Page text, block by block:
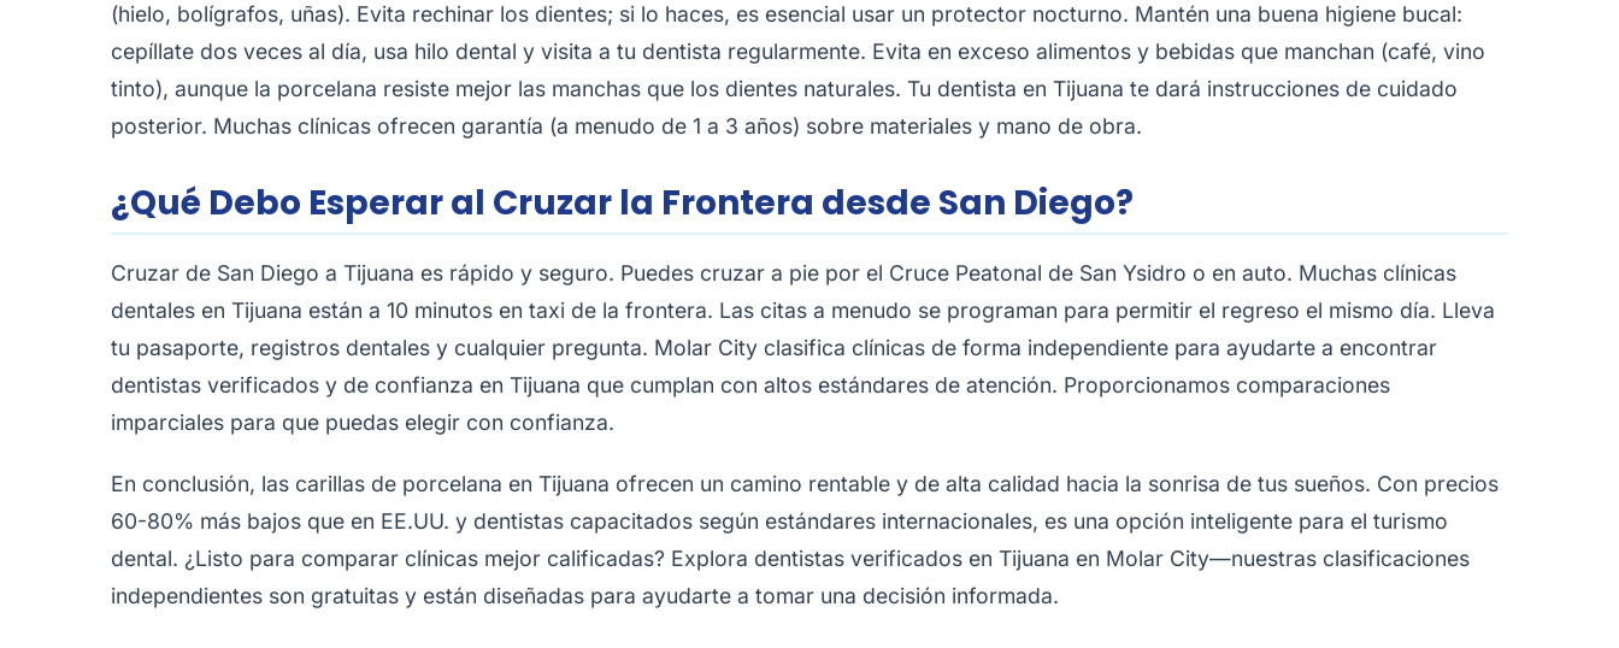
(hielo, bolígrafos, uñas). Evita rechinar los dientes; si lo haces, es esencial usar un protector nocturno. Mantén una buena higiene bucal:
cepíllate dos veces al día, usa hilo dental y visita a tu dentista regularmente. Evita en exceso alimentos y bebidas que manchan (café, vino
tinto), aunque la porcelana resiste mejor las manchas que los dientes naturales. Tu dentista en Tijuana te dará instrucciones de cuidado
posterior. Muchas clínicas ofrecen garantía (a menudo de 1 a 3 años) sobre materiales y mano de obra.
¿Qué Debo Esperar al Cruzar la Frontera desde San Diego?
Cruzar de San Diego a Tijuana es rápido y seguro. Puedes cruzar a pie por el Cruce Peatonal de San Ysidro o en auto. Muchas clínicas
dentales en Tijuana están a 10 minutos en taxi de la frontera. Las citas a menudo se programan para permitir el regreso el mismo día. Lleva
tu pasaporte, registros dentales y cualquier pregunta. Molar City clasifica clínicas de forma independiente para ayudarte a encontrar
dentistas verificados y de confianza en Tijuana que cumplan con altos estándares de atención. Proporcionamos comparaciones
imparciales para que puedas elegir con confianza.
En conclusión, las carillas de porcelana en Tijuana ofrecen un camino rentable y de alta calidad hacia la sonrisa de tus sueños. Con precios
60-80% más bajos que en EE.UU. y dentistas capacitados según estándares internacionales, es una opción inteligente para el turismo
dental. ¿Listo para comparar clínicas mejor calificadas? Explora dentistas verificados en Tijuana en Molar City—nuestras clasificaciones
independientes son gratuitas y están diseñadas para ayudarte a tomar una decisión informada.